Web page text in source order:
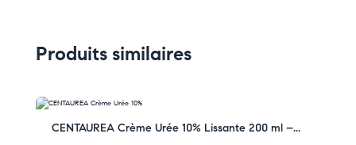
sans laisser de film blanc ni collant. Idéale pour un
même sensibles.
Produits similaires
CENTAUREA Crème Urée 10% Lissante 200 ml –...